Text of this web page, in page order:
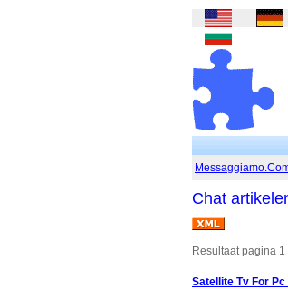
Chat
Resultaat pagina
Satellite Tv For Pc